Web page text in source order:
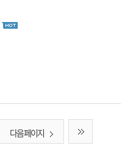
다음 페이지